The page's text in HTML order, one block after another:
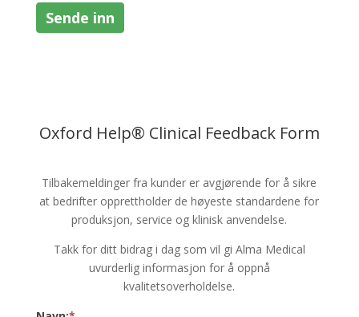
Sende inn
Oxford Help® Clinical Feedback Form
Tilbakemeldinger fra kunder er avgjørende for å sikre
at bedrifter opprettholder de høyeste standardene for
produksjon, service og klinisk anvendelse.
Takk for ditt bidrag i dag som vil gi Alma Medical
uvurderlig informasjon for å oppnå
kvalitetsoverholdelse.